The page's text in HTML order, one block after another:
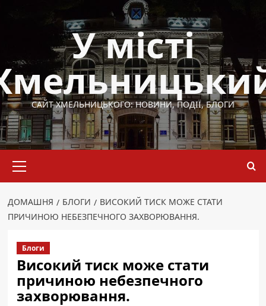
У місті
САЙТ ХМЕЛЬНИЦЬКОГО: НОВИНИ, ПОДІЇ, БЛОГИ
меню
ДОМАШНЯ БЛОГИ
ВИСОКИЙ ТИСК МОЖЕ СТАТИ
ПРИЧИНОЮ НЕБЕЗПЕЧНОГО ЗАХВОРЮВАННЯ.
Блоги
Високий тиск може стати
причиною небезпечного
захворювання.